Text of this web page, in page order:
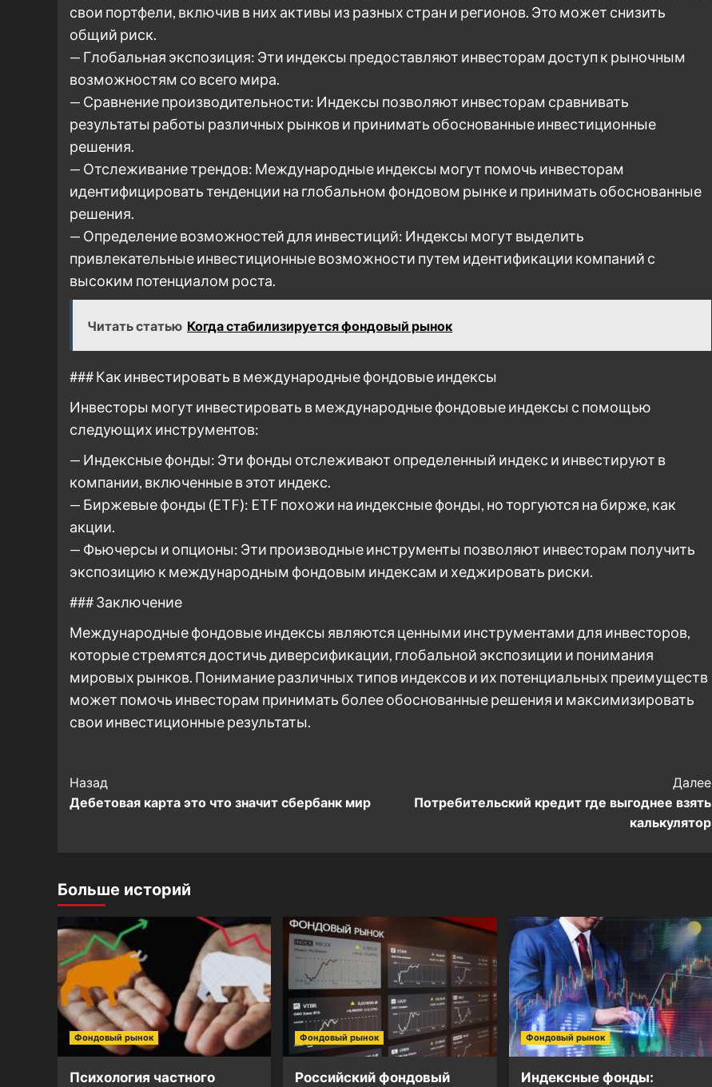
свои портфели, включив в них активы из разных стран и регионов. Это может снизить
общий риск.
— Глобальная экспозиция: Эти индексы предоставляют инвесторам доступ к рыночным
возможностям со всего мира.
— Сравнение производительности: Индексы позволяют инвесторам сравнивать
результаты работы различных рынков и принимать обоснованные инвестиционные
решения.
— Отслеживание трендов: Международные индексы могут помочь инвесторам
идентифицировать тенденции на глобальном фондовом рынке и принимать обоснованные
решения.
— Определение возможностей для инвестиций: Индексы могут выделить
привлекательные инвестиционные возможности путем идентификации компаний с
высоким потенциалом роста.
Читать статью Когда стабилизируется фондовый рынок
### Как инвестировать в международные фондовые индексы
Инвесторы могут инвестировать в международные фондовые индексы с помощью
следующих инструментов:
— Индексные фонды: Эти фонды отслеживают определенный индекс и инвестируют в
компании, включенные в этот индекс.
— Биржевые фонды (ETF): ETF похожи на индексные фонды, но торгуются на бирже, как
акции.
— Фьючерсы и опционы: Эти производные инструменты позволяют инвесторам получить
экспозицию к международным фондовым индексам и хеджировать риски.
### Заключение
Международные фондовые индексы являются ценными инструментами для инвесторов,
которые стремятся достичь диверсификации, глобальной экспозиции и понимания
мировых рынков. Понимание различных типов индексов и их потенциальных преимуществ
может помочь инвесторам принимать более обоснованные решения и максимизировать
свои инвестиционные результаты.
Post
Navigation
Назад
Дебетовая карта это что значит сбербанк мир
Далее
Потребительский кредит где выгоднее взять
калькулятор
Больше историй
Фондовый рынок
Психология частного
Фондовый рынок
Российский фондовый
Фондовый рынок
Индексные фонды: